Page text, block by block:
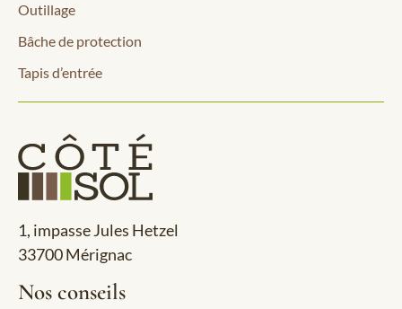
Outillage
Bâche de protection
Tapis d’entrée
1, impasse Jules Hetzel
33700 Mérignac
Nos conseils